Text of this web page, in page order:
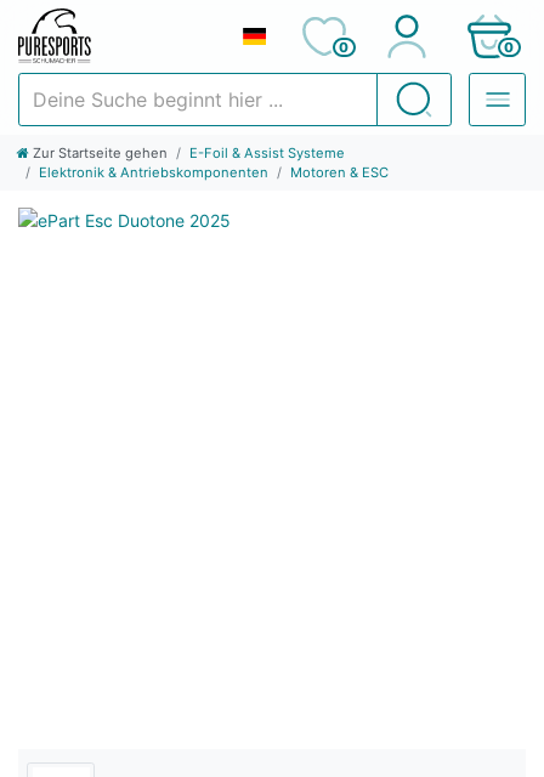
Suchen
0 0
Zur Startseite gehen
E-Foil & Assist Systeme
Elektronik & Antriebskomponenten
Motoren & ESC